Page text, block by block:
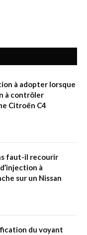
à adopter lorsque
à contrôler
Citroën C4
faut-il recourir
à
sur un Nissan
du voyant